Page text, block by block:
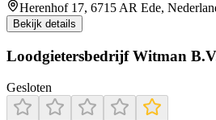
Herenhof 17, 6715 AR Ede,
Bekijk details
Loodgietersbedrijf Witman
Gesloten